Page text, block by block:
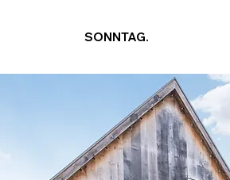
SONNTAG.